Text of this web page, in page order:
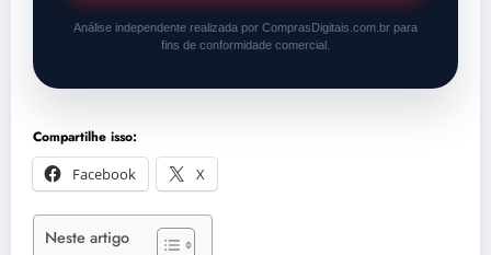
Análise independente realizada por ComprasDigitais.com.br para
fins de conformidade comercial.
Compartilhe isso:
Facebook
X
Neste artigo